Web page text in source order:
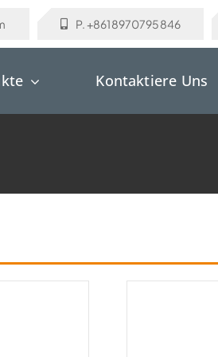
P. +8618970795846
Kontaktiere Uns